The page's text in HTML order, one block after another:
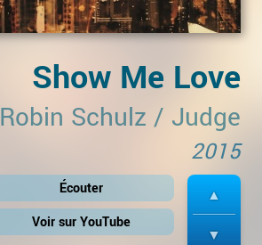
Show Me Love
Robin Schulz / Judge
2015
Écouter
Voir sur YouTube